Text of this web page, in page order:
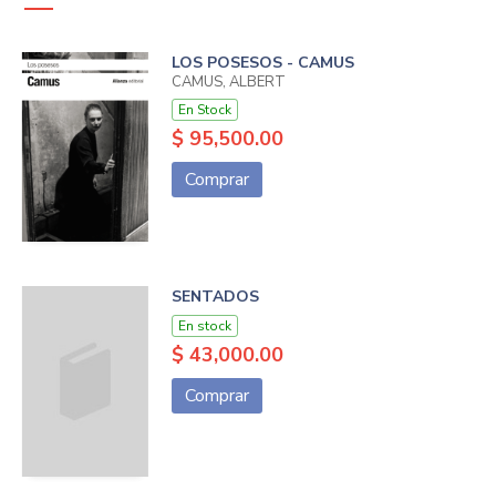
LOS POSESOS - CAMUS
CAMUS, ALBERT
En Stock
$ 95,500.00
Comprar
SENTADOS
En stock
$ 43,000.00
Comprar